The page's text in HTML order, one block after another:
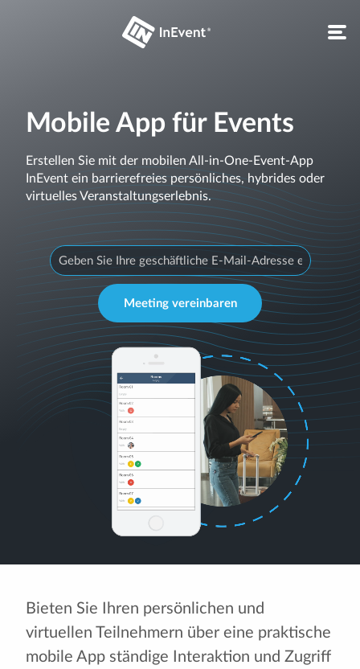
Mobile App für Events
Erstellen Sie mit der mobilen All-in-One-Event-App
InEvent ein barrierefreies persönliches, hybrides oder
virtuelles Veranstaltungserlebnis.
Meeting vereinbaren
Bieten Sie Ihren persönlichen und
virtuellen Teilnehmern über eine praktische
mobile App ständige Interaktion und Zugriff